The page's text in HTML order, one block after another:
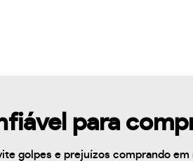
para
golpes e prejuízos comprando